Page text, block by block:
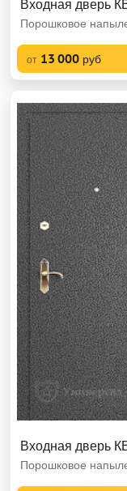
Входная дверь
Порошковое
от 13 000 руб
Входная дверь
Порошковое